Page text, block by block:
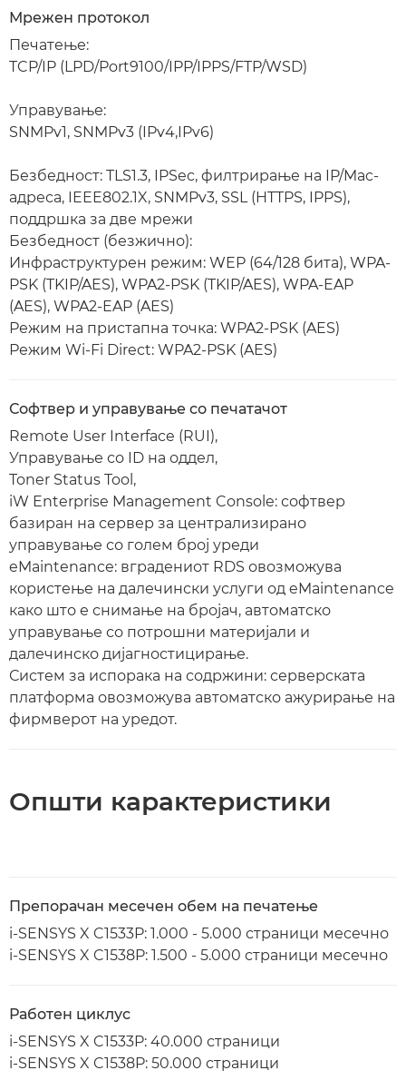
Мрежен протокол
Печатење:
TCP/IP (LPD/Port9100/IPP/IPPS/FTP/WSD)
Управување:
SNMPv1, SNMPv3 (IPv4,IPv6)
Безбедност: TLS1.3, IPSec, филтрирање на IP/Mac-
адреса, IEEE802.1X, SNMPv3, SSL (HTTPS, IPPS),
поддршка за две мрежи
Безбедност (безжично):
Инфраструктурен режим: WEP (64/128 бита), WPA-
PSK (TKIP/AES), WPA2-PSK (TKIP/AES), WPA-EAP
(AES), WPA2-EAP (AES)
Режим на пристапна точка: WPA2-PSK (AES)
Режим Wi-Fi Direct: WPA2-PSK (AES)
Софтвер и управување со печатачот
Remote User Interface (RUI),
Управување со ID на оддел,
Toner Status Tool,
iW Enterprise Management Console: софтвер
базиран на сервер за централизирано
управување со голем број уреди
eMaintenance: вградениот RDS овозможува
користење на далечински услуги од eMaintenance
како што е снимање на бројач, автоматско
управување со потрошни материјали и
далечинско дијагностицирање.
Систем за испорака на содржини: серверската
платформа овозможува автоматско ажурирање на
фирмверот на уредот.
Општи карактеристики
Препорачан месечен обем на печатење
i-SENSYS X C1533P: 1.000 - 5.000 страници месечно
i-SENSYS X C1538P: 1.500 - 5.000 страници месечно
Работен циклус
i-SENSYS X C1533P: 40.000 страници
i-SENSYS X C1538P: 50.000 страници